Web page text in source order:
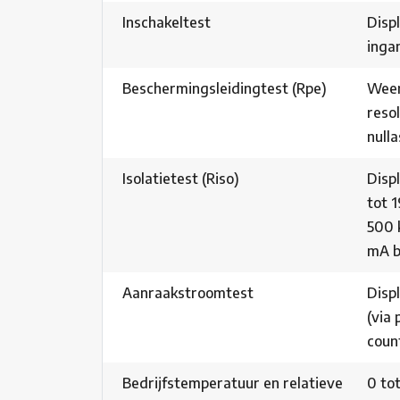
Inschakeltest
Beschermingsleidingtest (Rpe)
Isolatietest (Riso)
tot
500
mA
Aanraakstroomtest
(via
Bedrijfstemperatuur en relatieve
0